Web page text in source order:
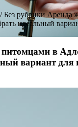
/Без рубрикиАренда
идеальный
питомцами в
вариант для